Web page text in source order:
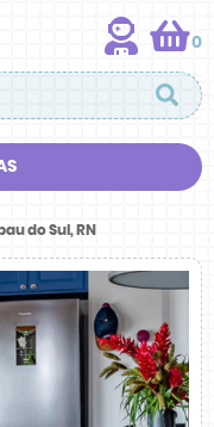
0
do Sul, RN